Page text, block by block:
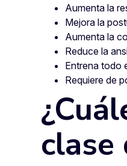
Aumenta la
Mejora la
Aumenta la
Reduce la
Entrena todo
Requiere de
clase